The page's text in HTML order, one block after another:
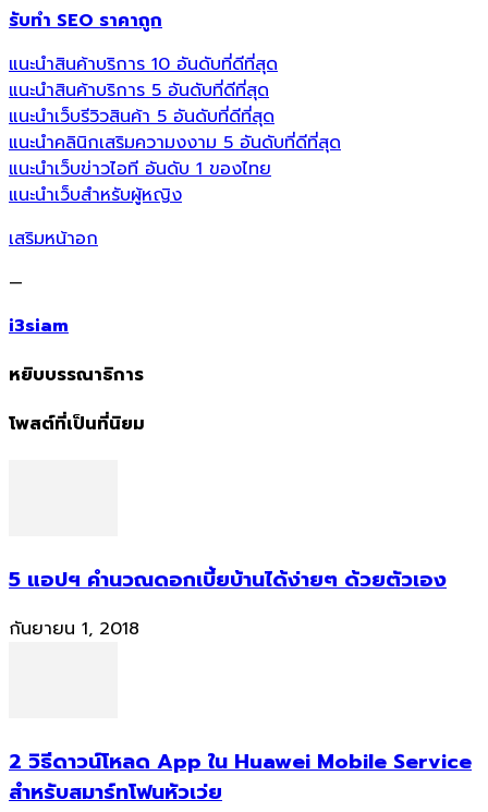
รับทำ SEO ราคาถูก
แนะนำสินค้าบริการ 10 อันดับที่ดีที่สุด
แนะนำสินค้าบริการ 5 อันดับที่ดีที่สุด
แนะนำเว็บรีวิวสินค้า 5 อันดับที่ดีที่สุด
แนะนำคลินิกเสริมความงงาม 5 อันดับที่ดีที่สุด
แนะนำเว็บข่าวไอที อันดับ 1 ของไทย
แนะนำเว็บสำหรับผู้หญิง
เสริมหน้าอก
—
i3siam
หยิบบรรณาธิการ
โพสต์ที่เป็นที่นิยม
5 แอปฯ คำนวณดอกเบี้ยบ้านได้ง่ายๆ ด้วยตัวเอง
กันยายน 1, 2018
2 วิธีดาวน์โหลด App ใน Huawei Mobile Service
สำหรับสมาร์ทโฟนหัวเว่ย